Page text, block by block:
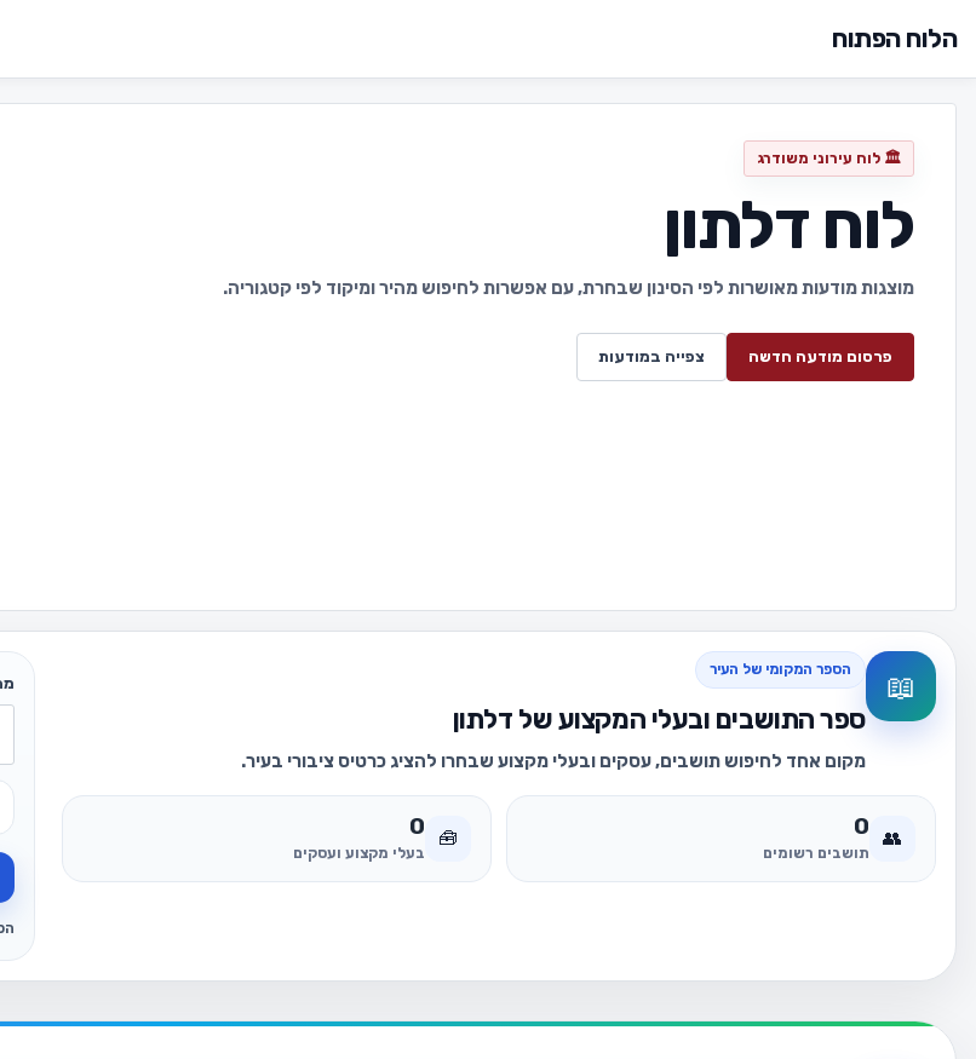
הלוח הפתוח
🏛️ לוח עירוני משודרג
לוח דלתון
מוצגות מודעות מאושרות לפי הסינון שבחרת, עם אפשרות לחיפוש מהיר ומיקוד לפי קטגוריה.
פרסום מודעה חדשה צפייה במודעות
📖 הספר המקומי של העיר
ספר התושבים ובעלי המקצוע של דלתון
מקום אחד לחיפוש תושבים, עסקים ובעלי מקצוע שבחרו להציג כרטיס ציבורי בעיר.
👥
0
תושבים רשומים
🧰
0
בעלי מקצוע ועסקים